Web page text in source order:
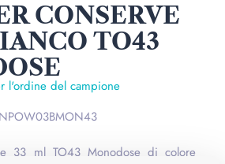
CONSERVE
TO43
l'ordine del campione
33 ml TO43 Monodose di colore